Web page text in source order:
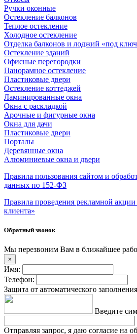
Ручки оконные
Остекление балконов
Теплое остекление
Холодное остекление
Отделка балконов и лоджий «под
Остекление зданий
Офисные перегородки
Панорамное остекление
Пластиковые двери
Остекление коттеджей
Ламинированные окна
Окна с раскладкой
Арочные и фигурные окна
Окна для дачи
Пластиковые двери
Порталы
Деревянные окна
Алюминиевые окна и двери
Правила пользования сайтом и
данных по 152-ФЗ
Правила проведения рекламной
клиента»
Обратный звонок
Мы перезвоним Вам в ближайшее
×
Имя:
Телефон:
Защита от автоматического заполнения
Введите
Отправляя запрос, я даю согласие на